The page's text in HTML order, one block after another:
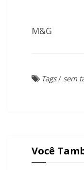
M&G
Tags/ sem
Você